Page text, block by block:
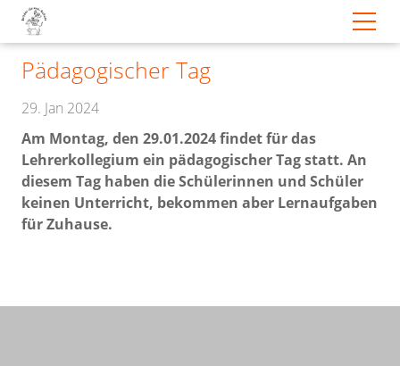
Pädagogischer Tag
29. Jan 2024
Am Montag, den 29.01.2024 findet für das
Lehrerkollegium ein pädagogischer Tag statt. An
diesem Tag haben die Schülerinnen und Schüler
keinen Unterricht, bekommen aber Lernaufgaben
für Zuhause.